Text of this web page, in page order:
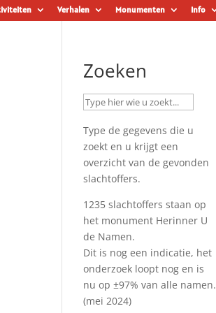
Verhalen Monumenten Info
Zoeken
Type de gegevens die u
zoekt en u krijgt een
overzicht van de gevonden
slachtoffers.
1235 slachtoffers staan op
het monument Herinner U
de Namen.
Dit is nog een indicatie, het
onderzoek loopt nog en is
nu op ±97% van alle namen.
(mei 2024)